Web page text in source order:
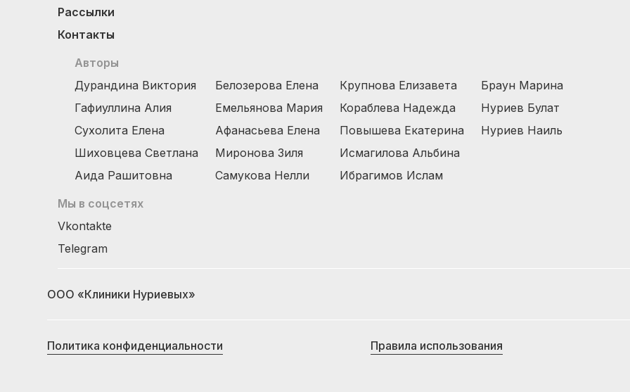
Рассылки
Контакты
Авторы
Дурандина Виктория
Гафиуллина Алия
Сухолита Елена
Шиховцева Светлана
Аида Рашитовна
Белозерова Елена
Емельянова Мария
Афанасьева Елена
Миронова Зиля
Самукова Нелли
Крупнова Елизавета
Кораблева Надежда
Повышева Екатерина
Исмагилова Альбина
Ибрагимов Ислам
Браун Марина
Нуриев Булат
Нуриев Наиль
Мы в соцсетях
Vkontakte
Telegram
ООО «Клиники Нуриевых»
Политика конфиденциальности Правила использования